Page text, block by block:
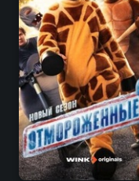
7.7